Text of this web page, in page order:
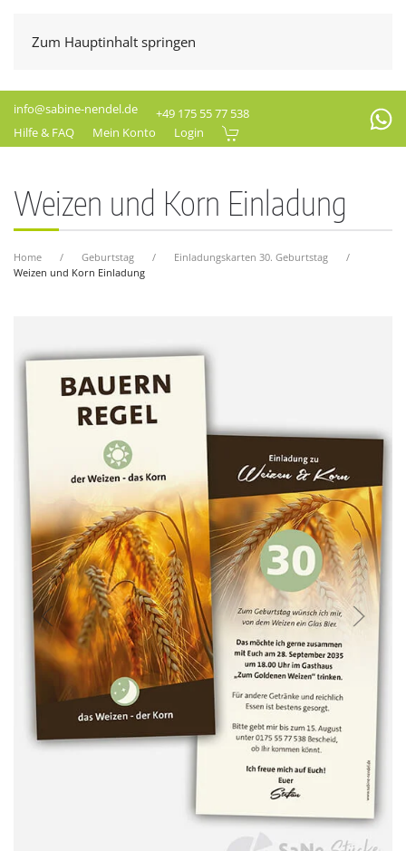
Zum Hauptinhalt springen
info@sabine-nendel.de
+49 175 55 77 538
Hilfe & FAQ
Mein Konto Login
Weizen und Korn Einladung
Home Geburtstag
Einladungskarten 30. Geburtstag
Weizen und Korn Einladung